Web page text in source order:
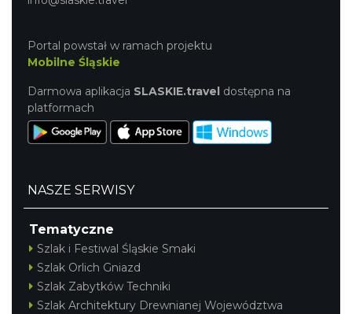
Portal powstał w ramach projektu
Mobilne Śląskie
Darmowa aplikacja SLASKIE.travel dostępna na
platformach
NASZE SERWISY
Tematyczne
Szlak i Festiwal Śląskie Smaki
Szlak Orlich Gniazd
Szlak Zabytków Techniki
Szlak Architektury Drewnianej Województwa